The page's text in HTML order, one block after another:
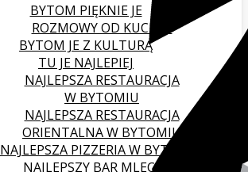
BYTOM PIĘKNIE JE
ROZMOWY OD KUCHNI
BYTOM JE Z KULTURĄ
TU JE NAJLEPIEJ
NAJLEPSZA RESTAURACJA
W BYTOMIU
NAJLEPSZA RESTAURACJA
ORIENTALNA W BYTOMIU
NAJLEPSZA PIZZERIA W BYTOMIU
NAJLEPSZY BAR MLECZNY